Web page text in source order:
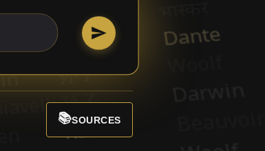
📚SOURCES